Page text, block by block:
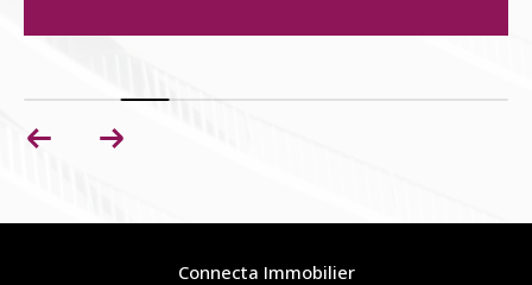
Connecta Immobilier